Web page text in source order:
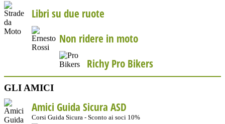
Libri su due ruote
Non ridere in moto
Richy Pro Bikers
GLI AMICI
Amici Guida Sicura ASD
Corsi Guida Sicura - Sconto ai soci 10%